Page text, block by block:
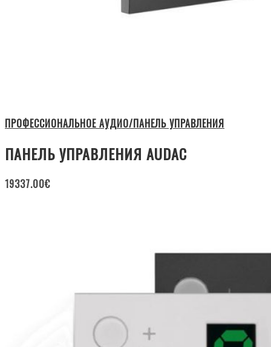
ПРОФЕССИОНАЛЬНОЕ АУДИО/ПАНЕЛЬ УПРАВЛЕНИЯ
ПАНЕЛЬ УПРАВЛЕНИЯ AUDAC
19337.00€